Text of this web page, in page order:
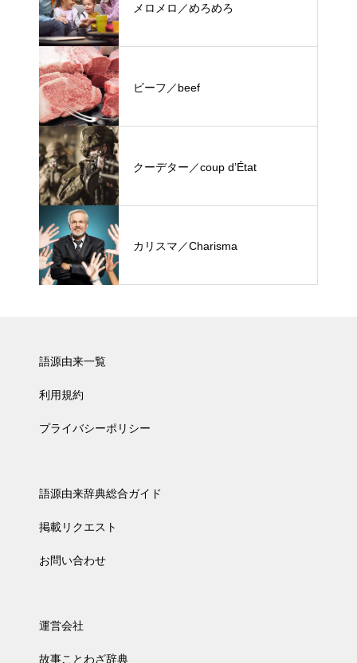
メロメロ／めろめろ
ビーフ／beef
クーデター／coup d’État
カリスマ／Charisma
語源由来一覧
利用規約
プライバシーポリシー
語源由来辞典総合ガイド
掲載リクエスト
お問い合わせ
運営会社
故事ことわざ辞典